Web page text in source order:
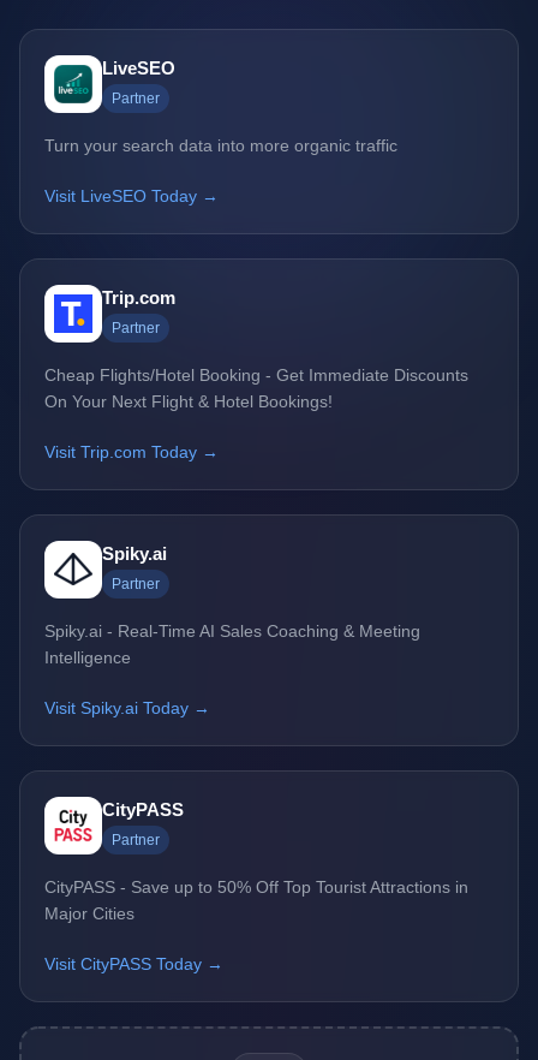
LiveSEO
Partner
Turn your search data into more organic traffic
Visit LiveSEO Today →
Trip.com
Partner
Cheap Flights/Hotel Booking - Get Immediate Discounts
On Your Next Flight & Hotel Bookings!
Visit Trip.com Today →
Spiky.ai
Partner
Spiky.ai - Real-Time AI Sales Coaching & Meeting
Intelligence
Visit Spiky.ai Today →
CityPASS
Partner
CityPASS - Save up to 50% Off Top Tourist Attractions in
Major Cities
Visit CityPASS Today →